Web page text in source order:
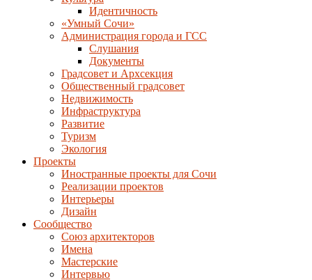
Идентичность
«Умный Сочи»
Администрация города и ГСС
Слушания
Документы
Градсовет и Архсекция
Общественный градсовет
Недвижимость
Инфраструктура
Развитие
Туризм
Экология
Проекты
Иностранные проекты для Сочи
Реализации проектов
Интерьеры
Дизайн
Сообщество
Союз архитекторов
Имена
Мастерские
Интервью